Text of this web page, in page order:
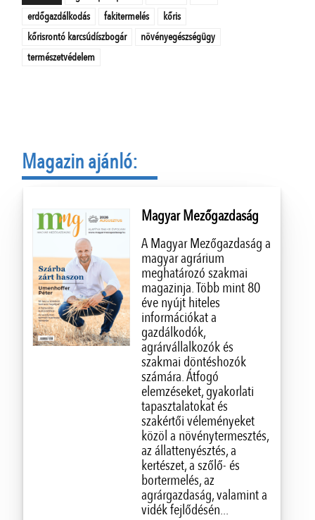
erdőgazdálkodás
fakitermelés
kőris
kőrisrontó karcsúdíszbogár
növényegészségügy
természetvédelem
Magazin ajánló:
Magyar Mezőgazdaság
A Magyar Mezőgazdaság a
magyar agrárium
meghatározó szakmai
magazinja. Több mint 80
éve nyújt hiteles
információkat a
gazdálkodók,
agrárvállalkozók és
szakmai döntéshozók
számára. Átfogó
elemzéseket, gyakorlati
tapasztalatokat és
szakértői véleményeket
közöl a növénytermesztés,
az állattenyésztés, a
kertészet, a szőlő- és
bortermelés, az
agrárgazdaság, valamint a
vidék fejlődésén...